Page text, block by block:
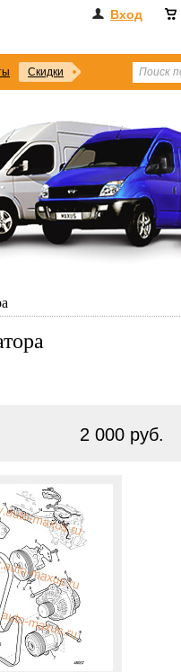
Вход
Скидки
2 000 руб.